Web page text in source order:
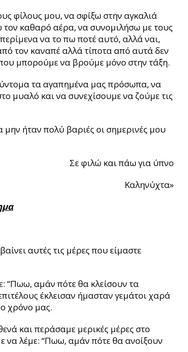
φίλους μου, να σφίξω στην αγκαλιά
καθαρό αέρα, να συνομιλήσω με τους
να το πω ποτέ αυτό, αλλά ναι,
τον καναπέ αλλά τίποτα από αυτά δεν
μπορούμε να βρούμε μόνο στην τάξη.
τα αγαπημένα μας πρόσωπα, να
μυαλό και να συνεχίσουμε να ζούμε τις
ήταν πολύ βαριές οι σημερινές μου
Σε φιλώ και πάω για ύπνο
Καληνύχτα»
αυτές τις μέρες που είμαστε
“Πωω, αμάν πότε θα κλείσουν τα
έκλεισαν ήμασταν γεμάτοι χαρά
χρόνο μας.
και περάσαμε μερικές μέρες στο
να λέμε: “Πωω, αμάν πότε θα ανοίξουν